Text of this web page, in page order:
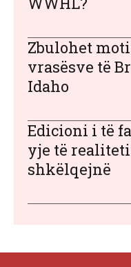
Zbulohet
vrasësve të
Idaho
Edicioni i të
yje të
shkëlqejnë